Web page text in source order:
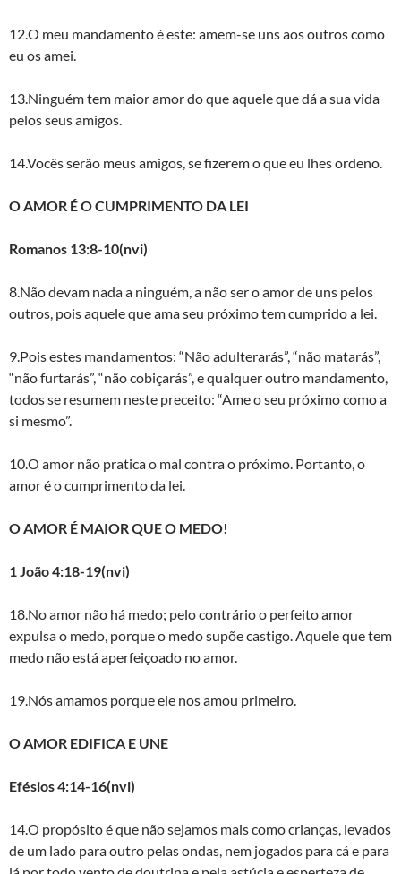
12.O meu mandamento é este: amem-se uns aos outros como
eu os amei.
13.Ninguém tem maior amor do que aquele que dá a sua vida
pelos seus amigos.
14.Vocês serão meus amigos, se fizerem o que eu lhes ordeno.
O AMOR É O CUMPRIMENTO DA LEI
Romanos 13:8-10(nvi)
8.Não devam nada a ninguém, a não ser o amor de uns pelos
outros, pois aquele que ama seu próximo tem cumprido a lei.
9.Pois estes mandamentos: “Não adulterarás”, “não matarás”,
“não furtarás”, “não cobiçarás”, e qualquer outro mandamento,
todos se resumem neste preceito: “Ame o seu próximo como a
si mesmo”.
10.O amor não pratica o mal contra o próximo. Portanto, o
amor é o cumprimento da lei.
O AMOR É MAIOR QUE O MEDO!
1 João 4:18-19(nvi)
18.No amor não há medo; pelo contrário o perfeito amor
expulsa o medo, porque o medo supõe castigo. Aquele que tem
medo não está aperfeiçoado no amor.
19.Nós amamos porque ele nos amou primeiro.
O AMOR EDIFICA E UNE
Efésios 4:14-16(nvi)
14.O propósito é que não sejamos mais como crianças, levados
de um lado para outro pelas ondas, nem jogados para cá e para